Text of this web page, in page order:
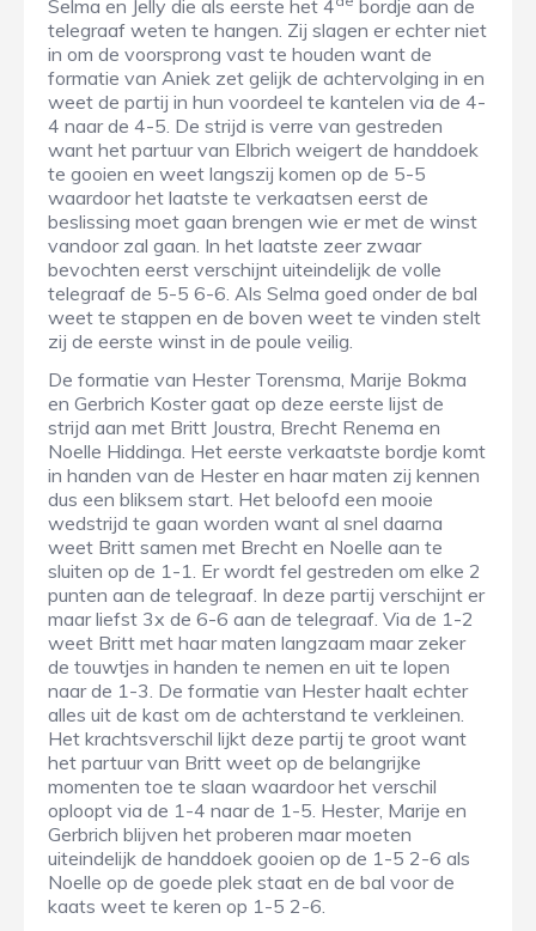
Selma en Jelly die als eerste het 4
bordje aan de
telegraaf weten te hangen. Zij slagen er echter niet
in om de voorsprong vast te houden want de
formatie van Aniek zet gelijk de achtervolging in en
weet de partij in hun voordeel te kantelen via de 4-
4 naar de 4-5. De strijd is verre van gestreden
want het partuur van Elbrich weigert de handdoek
te gooien en weet langszij komen op de 5-5
waardoor het laatste te verkaatsen eerst de
beslissing moet gaan brengen wie er met de winst
vandoor zal gaan. In het laatste zeer zwaar
bevochten eerst verschijnt uiteindelijk de volle
telegraaf de 5-5 6-6. Als Selma goed onder de bal
weet te stappen en de boven weet te vinden stelt
zij de eerste winst in de poule veilig.
De formatie van Hester Torensma, Marije Bokma
en Gerbrich Koster gaat op deze eerste lijst de
strijd aan met Britt Joustra, Brecht Renema en
Noelle Hiddinga. Het eerste verkaatste bordje komt
in handen van de Hester en haar maten zij kennen
dus een bliksem start. Het beloofd een mooie
wedstrijd te gaan worden want al snel daarna
weet Britt samen met Brecht en Noelle aan te
sluiten op de 1-1. Er wordt fel gestreden om elke 2
punten aan de telegraaf. In deze partij verschijnt er
maar liefst 3x de 6-6 aan de telegraaf. Via de 1-2
weet Britt met haar maten langzaam maar zeker
de touwtjes in handen te nemen en uit te lopen
naar de 1-3. De formatie van Hester haalt echter
alles uit de kast om de achterstand te verkleinen.
Het krachtsverschil lijkt deze partij te groot want
het partuur van Britt weet op de belangrijke
momenten toe te slaan waardoor het verschil
oploopt via de 1-4 naar de 1-5. Hester, Marije en
Gerbrich blijven het proberen maar moeten
uiteindelijk de handdoek gooien op de 1-5 2-6 als
Noelle op de goede plek staat en de bal voor de
kaats weet te keren op 1-5 2-6.